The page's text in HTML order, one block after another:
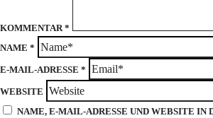
KOMMENTAR*
NAME *
E-MAIL-ADRESSE *
WEBSITE
NAME, E-MAIL-ADRESSE UND WEBSITE IN